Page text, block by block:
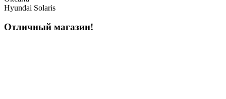
Hyundai Solaris
Отличный магазин!